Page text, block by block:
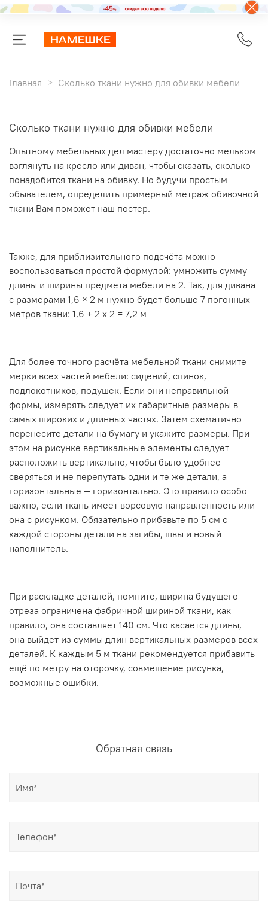
Главная Сколько ткани нужно для обивки мебели
Сколько ткани нужно для обивки мебели
Опытному мебельных дел мастеру достаточно мельком
взглянуть на кресло или диван, чтобы сказать, сколько
понадобится ткани на обивку. Но будучи простым
обывателем, определить примерный метраж обивочной
ткани Вам поможет наш постер.
Также, для приблизительного подсчёта можно
воспользоваться простой формулой: умножить сумму
длины и ширины предмета мебели на 2. Так, для дивана
с размерами 1,6 × 2 м нужно будет больше 7 погонных
метров ткани: 1,6 + 2 х 2 = 7,2 м
Для более точного расчёта мебельной ткани снимите
мерки всех частей мебели: сидений, спинок,
подлокотников, подушек. Если они неправильной
формы, измерять следует их габаритные размеры в
самых широких и длинных частях. Затем схематично
перенесите детали на бумагу и укажите размеры. При
этом на рисунке вертикальные элементы следует
расположить вертикально, чтобы было удобнее
сверяться и не перепутать одни и те же детали, а
горизонтальные — горизонтально. Это правило особо
важно, если ткань имеет ворсовую направленность или
она с рисунком. Обязательно прибавьте по 5 см с
каждой стороны детали на загибы, швы и новый
наполнитель.
При раскладке деталей, помните, ширина будущего
отреза ограничена фабричной шириной ткани, как
правило, она составляет 140 см. Что касается длины,
она выйдет из суммы длин вертикальных размеров всех
деталей. К каждым 5 м ткани рекомендуется прибавить
ещё по метру на оторочку, совмещение рисунка,
возможные ошибки.
Обратная связь